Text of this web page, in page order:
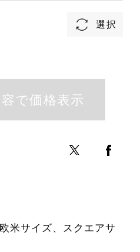
米サイズ、スクエアサ